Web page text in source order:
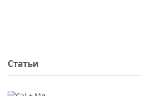
Статьи